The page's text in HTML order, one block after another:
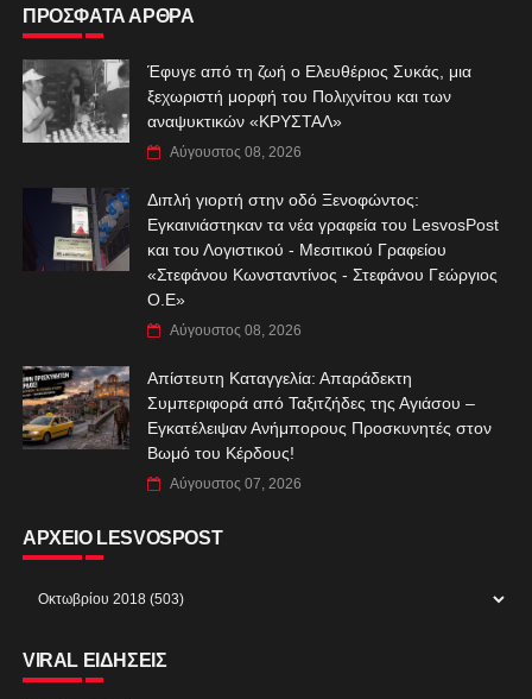
ΠΡΟΣΦΑΤΑ ΑΡΘΡΑ
Έφυγε από τη ζωή ο Ελευθέριος Συκάς, μια
ξεχωριστή μορφή του Πολιχνίτου και των
αναψυκτικών «ΚΡΥΣΤΑΛ»
Αύγουστος 08, 2026
Διπλή γιορτή στην οδό Ξενοφώντος:
Εγκαινιάστηκαν τα νέα γραφεία του LesvosPost
και του Λογιστικού - Μεσιτικού Γραφείου
«Στεφάνου Κωνσταντίνος - Στεφάνου Γεώργιος
Ο.Ε»
Αύγουστος 08, 2026
Απίστευτη Καταγγελία: Απαράδεκτη
Συμπεριφορά από Ταξιτζήδες της Αγιάσου –
Εγκατέλειψαν Ανήμπορους Προσκυνητές στον
Βωμό του Κέρδους!
Αύγουστος 07, 2026
ΑΡΧΕΙΟ LESVOSPOST
VIRAL ΕΙΔΗΣΕΙΣ